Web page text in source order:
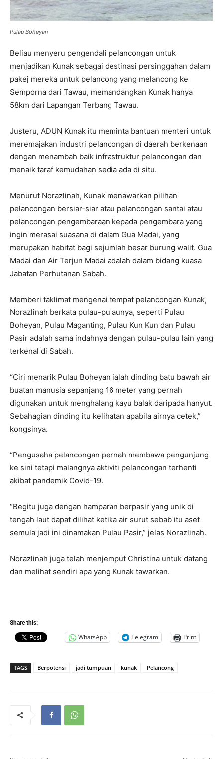
Pulau Boheyan
Beliau menyeru pengendali pelancongan untuk
menjadikan Kunak sebagai destinasi persinggahan dalam
pakej mereka untuk pelancong yang melancong ke
Semporna dari Tawau, memandangkan Kunak hanya
58km dari Lapangan Terbang Tawau.
Justeru, ADUN Kunak itu meminta bantuan menteri untuk
meremajakan industri pelancongan di daerah berkenaan
dengan menambah baik infrastruktur pelancongan dan
menaik taraf kemudahan sedia ada di situ.
Menurut Norazlinah, Kunak menawarkan pilihan
pelancongan bersiar-siar atau pelancongan santai atau
pelancongan pengembaraan kepada pengembara yang
ingin merasai suasana di dalam Gua Madai, yang
merupakan habitat bagi sejumlah besar burung walit. Gua
Madai dan Air Terjun Madai adalah dalam bidang kuasa
Jabatan Perhutanan Sabah.
Memberi taklimat mengenai tempat pelancongan Kunak,
Norazlinah berkata pulau-pulaunya, seperti Pulau
Boheyan, Pulau Maganting, Pulau Kun Kun dan Pulau
Pasir adalah sama indahnya dengan pulau-pulau lain yang
terkenal di Sabah.
“Ciri menarik Pulau Boheyan ialah dinding batu bawah air
buatan manusia sepanjang 16 meter yang pernah
digunakan untuk menghalang kayu balak daripada hanyut.
Sebahagian dinding itu kelihatan apabila airnya cetek,”
kongsinya.
“Pengusaha pelancongan pernah membawa pengunjung
ke sini tetapi malangnya aktiviti pelancongan terhenti
akibat pandemik Covid-19.
“Begitu juga dengan hamparan berpasir yang unik di
tengah laut dapat dilihat ketika air surut sebab itu aset
semula jadi ini dinamakan Pulau Pasir,” jelas Norazlinah.
Norazlinah juga telah menjemput Christina untuk datang
dan melihat sendiri apa yang Kunak tawarkan.
Share this:
WhatsApp Telegram Print
TAGS Berpotensi jadi tumpuan kunak Pelancong